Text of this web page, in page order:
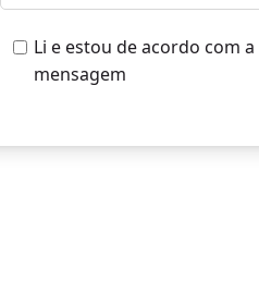
Li e estou de acordo com a
mensagem